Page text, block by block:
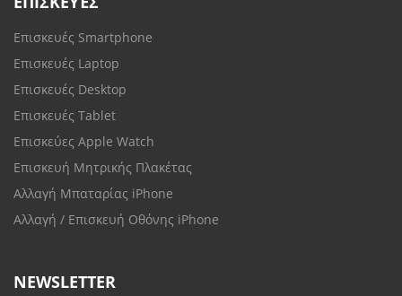
Επισκευές Smartphone
Επισκευές Laptop
Επισκευές Desktop
Επισκευές Tablet
Επισκεύες Apple Watch
Επισκευή Μητρικής Πλακέτας
Αλλαγή Μπαταρίας iPhone
Αλλαγή / Επισκευή Οθόνης iPhone
NEWSLETTER